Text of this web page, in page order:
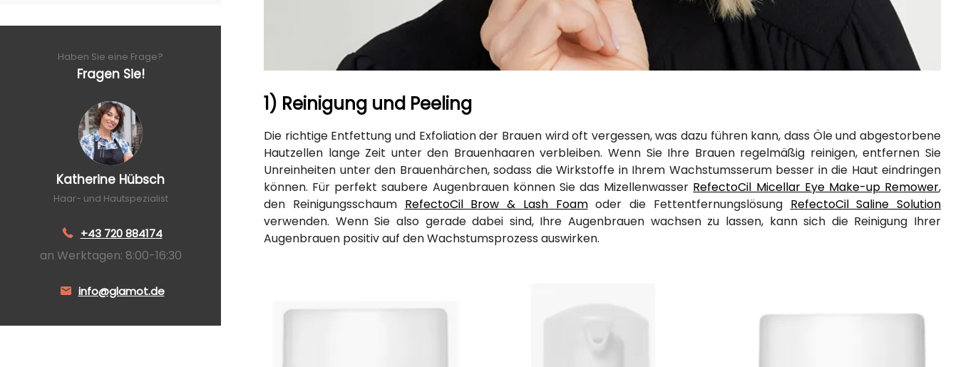
Haben Sie eine Frage?
Fragen Sie!
Katherine Hübsch
Haar- und Hautspezialist
+43 720 884174
an Werktagen: 8:00-16:30
info@glamot.de
1) Reinigung und Peeling
Die richtige Entfettung und Exfoliation der Brauen wird oft vergessen, was dazu führen kann, dass Öle und abgestorbene
Hautzellen lange Zeit unter den Brauenhaaren verbleiben. Wenn Sie Ihre Brauen regelmäßig reinigen, entfernen Sie
Unreinheiten unter den Brauenhärchen, sodass die Wirkstoffe in Ihrem Wachstumsserum besser in die Haut eindringen
können. Für perfekt saubere Augenbrauen können Sie das Mizellenwasser RefectoCil Micellar Eye Make-up Remower,
den Reinigungsschaum RefectoCil Brow & Lash Foamoder die Fettentfernungslösung RefectoCil Saline Solution
verwenden. Wenn Sie also gerade dabei sind, Ihre Augenbrauen wachsen zu lassen, kann sich die Reinigung Ihrer
Augenbrauen positiv auf den Wachstumsprozess auswirken.